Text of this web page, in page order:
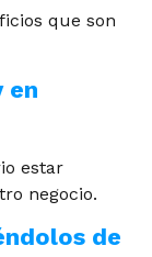
que son
en
estar
negocio.
de